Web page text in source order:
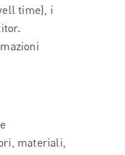
time), i
materiali,